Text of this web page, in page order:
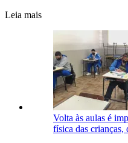
Leia mais
Volta às aulas é
física das crianças,